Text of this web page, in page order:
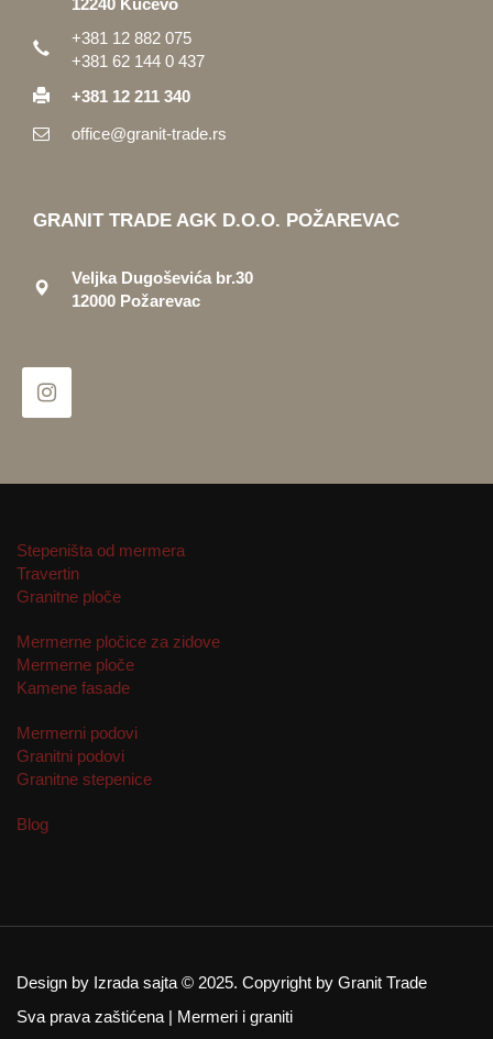
12240 Kučevo
+381 12 882 075
+381 62 144 0 437
+381 12 211 340
office@granit-trade.rs
GRANIT TRADE AGK D.O.O. POŽAREVAC
Veljka Dugoševića br.30
12000 Požarevac
Stepeništa od mermera
Travertin
Granitne ploče
Mermerne pločice za zidove
Mermerne ploče
Kamene fasade
Mermerni podovi
Granitni podovi
Granitne stepenice
Blog
Design by Izrada sajta © 2025. Copyright by Granit Trade
Sva prava zaštićena | Mermeri i graniti